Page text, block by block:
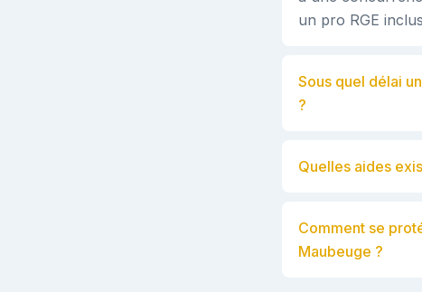
un pro RGE
Sous quel délai
?
Quelles aides
Comment se
Maubeuge ?